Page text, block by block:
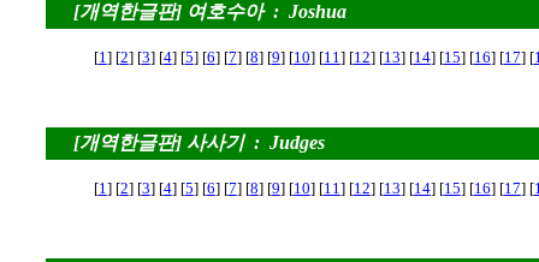
[개역한글판] 여호수아 : Joshua
[1] [2] [3] [4] [5] [6] [7] [8] [9] [10] [11] [12] [13] [14] [15] [16] [17] [
[개역한글판] 사사기 : Judges
[1] [2] [3] [4] [5] [6] [7] [8] [9] [10] [11] [12] [13] [14] [15] [16] [17] [